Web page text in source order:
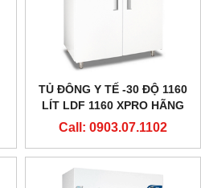
TỦ ĐÔNG Y TẾ -30 ĐỘ 1160
LÍT LDF 1160 XPRO HÃNG
EVERMED - Ý
Call: 0903.07.1102